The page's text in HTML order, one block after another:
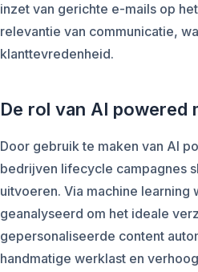
inzet van gerichte e-mails op
relevantie van communicatie,
klanttevredenheid.
De rol van AI powered
Door gebruik te maken van AI
bedrijven lifecycle campagnes
uitvoeren. Via machine
geanalyseerd om het ideale
gepersonaliseerde content
handmatige werklast en